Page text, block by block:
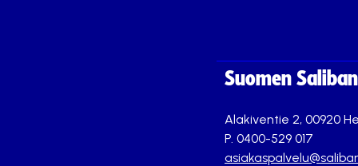
Suomen
Alakiventie 2, 00920
P. 0400-529 017